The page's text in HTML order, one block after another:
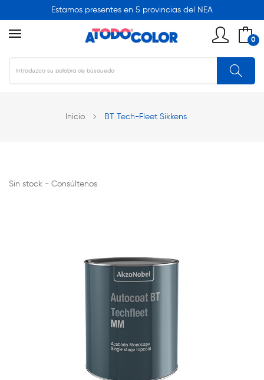
Estamos presentes en 5 provincias del NEA
0
Inicio BT Tech-Fleet Sikkens
Sin stock - Consúltenos